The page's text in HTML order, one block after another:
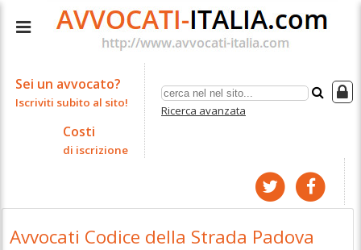
Ricerca avanzata
Sei un avvocato?
Iscriviti subito al sito!
Costi
di iscrizione
Avvocati Codice della Strada Padova